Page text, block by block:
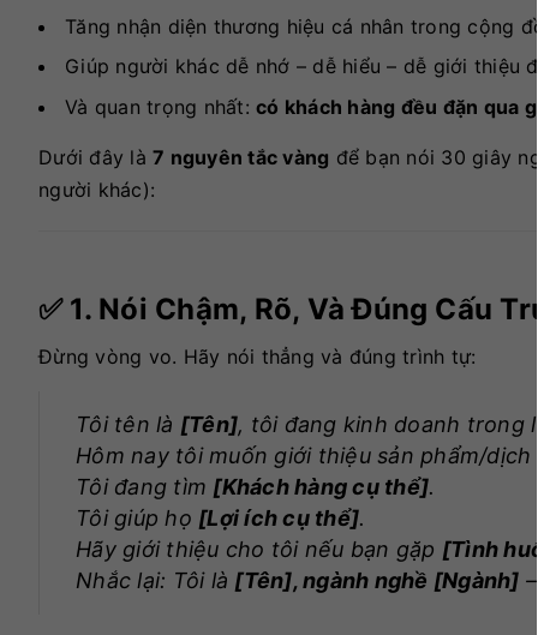
Tăng nhận diện thương hiệu cá nhân trong cộng
Giúp người khác dễ nhớ – dễ hiểu – dễ giới thiệu
Và quan trọng nhất: có khách hàng đều đặn qua
Dưới đây là 7 nguyên tắc vàng để bạn nói 30 giây
người khác):
✅ 1. Nói Chậm, Rõ, Và Đúng Cấu
Đừng vòng vo. Hãy nói thẳng và đúng trình tự:
Tôi tên là [Tên], tôi đang kinh doanh trong
Hôm nay tôi muốn giới thiệu sản phẩm/dịch
Tôi đang tìm [Khách hàng cụ thể].
Tôi giúp họ [Lợi ích cụ thể].
Hãy giới thiệu cho tôi nếu bạn gặp [Tình
Nhắc lại: Tôi là [Tên], ngành nghề [Ngành]